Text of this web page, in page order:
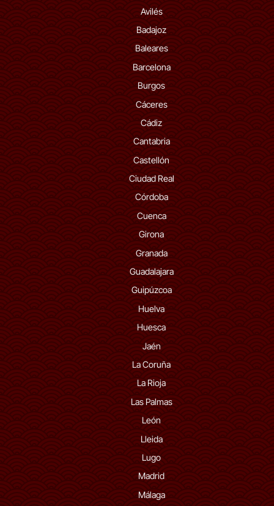
Avilés
Badajoz
Baleares
Barcelona
Burgos
Cáceres
Cádiz
Cantabria
Castellón
Ciudad Real
Córdoba
Cuenca
Girona
Granada
Guadalajara
Guipúzcoa
Huelva
Huesca
Jaén
La Coruña
La Rioja
Las Palmas
León
Lleida
Lugo
Madrid
Málaga